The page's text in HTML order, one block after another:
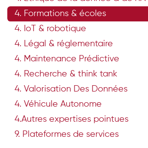
4. Formations & écoles
4. IoT & robotique
4. Légal & réglementaire
4. Maintenance Prédictive
4. Recherche & think tank
4. Valorisation Des Données
4. Véhicule Autonome
4.Autres expertises pointues
9. Plateformes de services